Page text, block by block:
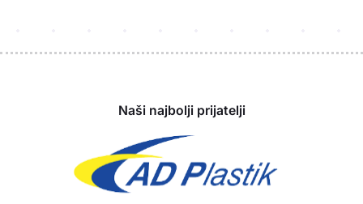
Naši najbolji prijatelji